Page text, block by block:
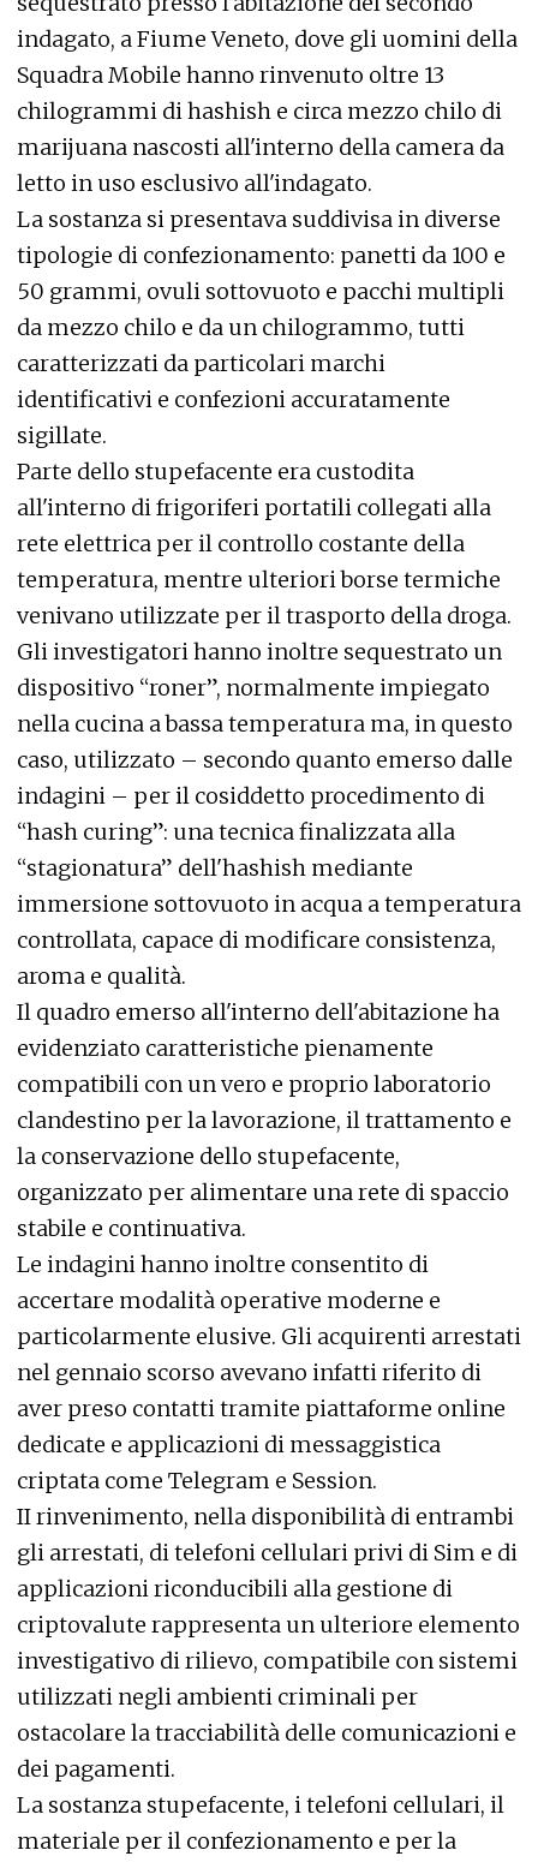
indagato, a Fiume Veneto, dove gli uomini della
Squadra Mobile hanno rinvenuto oltre 13
chilogrammi di hashish e circa mezzo chilo di
marijuana nascosti all'interno della camera da
letto in uso esclusivo all'indagato.
La sostanza si presentava suddivisa in diverse
tipologie di confezionamento: panetti da 100 e
50 grammi, ovuli sottovuoto e pacchi multipli
da mezzo chilo e da un chilogrammo, tutti
caratterizzati da particolari marchi
identificativi e confezioni accuratamente
sigillate.
Parte dello stupefacente era custodita
all'interno di frigoriferi portatili collegati alla
rete elettrica per il controllo costante della
temperatura, mentre ulteriori borse termiche
venivano utilizzate per il trasporto della droga.
Gli investigatori hanno inoltre sequestrato un
dispositivo “roner”, normalmente impiegato
nella cucina a bassa temperatura ma, in questo
caso, utilizzato – secondo quanto emerso dalle
indagini – per il cosiddetto procedimento di
“hash curing”: una tecnica finalizzata alla
“stagionatura” dell'hashish mediante
immersione sottovuoto in acqua a temperatura
controllata, capace di modificare consistenza,
aroma e qualità.
Il quadro emerso all'interno dell'abitazione ha
evidenziato caratteristiche pienamente
compatibili con un vero e proprio laboratorio
clandestino per la lavorazione, il trattamento e
la conservazione dello stupefacente,
organizzato per alimentare una rete di spaccio
stabile e continuativa.
Le indagini hanno inoltre consentito di
accertare modalità operative moderne e
particolarmente elusive. Gli acquirenti arrestati
nel gennaio scorso avevano infatti riferito di
aver preso contatti tramite piattaforme online
dedicate e applicazioni di messaggistica
criptata come Telegram e Session.
II rinvenimento, nella disponibilità di entrambi
gli arrestati, di telefoni cellulari privi di Sim e di
applicazioni riconducibili alla gestione di
criptovalute rappresenta un ulteriore elemento
investigativo di rilievo, compatibile con sistemi
utilizzati negli ambienti criminali per
ostacolare la tracciabilità delle comunicazioni e
dei pagamenti.
La sostanza stupefacente, i telefoni cellulari, il
materiale per il confezionamento e per la